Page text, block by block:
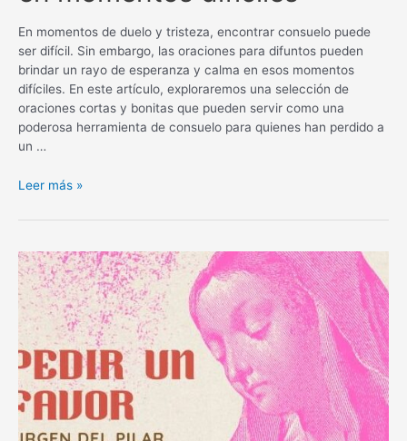
En momentos de duelo y tristeza, encontrar consuelo puede
ser difícil. Sin embargo, las oraciones para difuntos pueden
brindar un rayo de esperanza y calma en esos momentos
difíciles. En este artículo, exploraremos una selección de
oraciones cortas y bonitas que pueden servir como una
poderosa herramienta de consuelo para quienes han perdido a
un …
Oraciones
difuntos:
y
bonitas,
consuelo
en
momentos
difíciles
Leer más »